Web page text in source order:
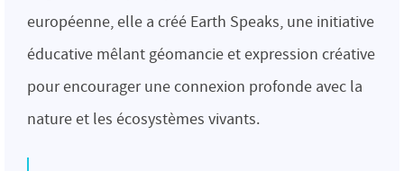
européenne, elle a créé Earth Speaks, une initiative
éducative mêlant géomancie et expression créative
pour encourager une connexion profonde avec la
nature et les écosystèmes vivants.